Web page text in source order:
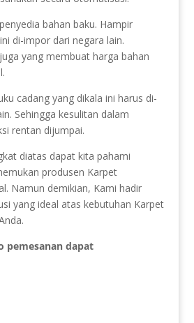
bahan baku. Hampir
di-impor dari negara lain.
yang membuat harga bahan
cadang yang dikala ini harus di-
Sehingga kesulitan dalam
rentan dijumpai.
diatas dapat kita pahami
produsen Karpet
Namun demikian, Kami hadir
yang ideal atas kebutuhan Karpet
pemesanan dapat